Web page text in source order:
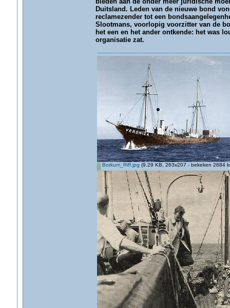
Duitsland. Leden van de nieuwe bond
reclamezender tot een
Slootmans, voorlopig voorzitter van de
het een en het ander ontkende: het was
organisatie zat.
Borkum_Riff.jpg (9.29 KB, 263x207 - bekeken 2684